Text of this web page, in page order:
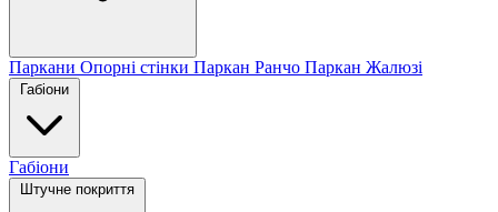
Паркани Опорні стінки Паркан Ранчо Паркан Жалюзі
Габіони
Габіони
Штучне покриття